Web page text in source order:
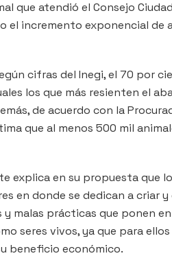
que atendió el Consejo
el incremento exponencial de
cifras del Inegi, el 70 por
los que más resienten el
de acuerdo con la
que al menos 500 mil
explica en su propuesta que
en donde se dedican a criar
malas prácticas que ponen
seres vivos, ya que para
beneficio económico.